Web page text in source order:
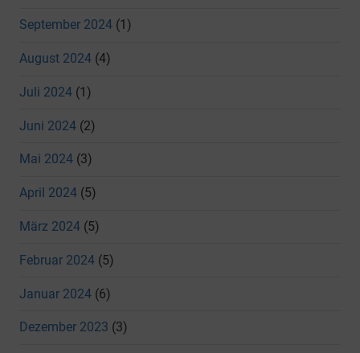
September 2024 (1)
August 2024 (4)
Juli 2024 (1)
Juni 2024 (2)
Mai 2024 (3)
April 2024 (5)
März 2024 (5)
Februar 2024 (5)
Januar 2024 (6)
Dezember 2023 (3)